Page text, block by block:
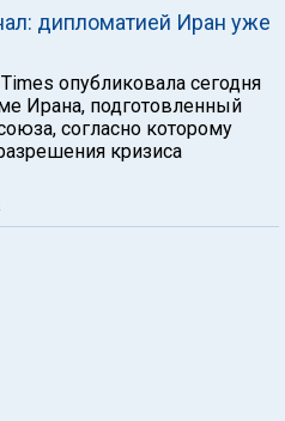
дипломатией Иран уже
опубликовала сегодня
Ирана, подготовленный
согласно которому
кризиса